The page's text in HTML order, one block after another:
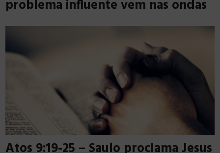
problema influente vem nas ondas
Atos 9:19-25 – Saulo proclama Jesus